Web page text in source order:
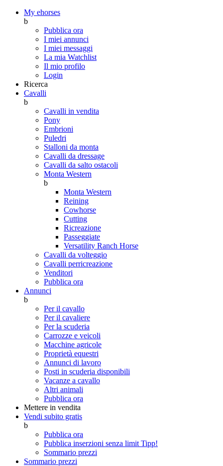
My ehorses
b
Pubblica ora
I miei annunci
I miei messaggi
La mia Watchlist
Il mio profilo
Login
Ricerca
Cavalli
b
Cavalli in vendita
Pony
Embrioni
Puledri
Stalloni da monta
Cavalli da dressage
Cavalli da salto ostacoli
Monta Western
b
Monta Western
Reining
Cowhorse
Cutting
Ricreazione
Passeggiate
Versatility Ranch Horse
Cavalli da volteggio
Cavalli perricreazione
Venditori
Pubblica ora
Annunci
b
Per il cavallo
Per il cavaliere
Per la scuderia
Carrozze e veicoli
Macchine agricole
Proprietà equestri
Annunci di lavoro
Posti in scuderia disponibili
Vacanze a cavallo
Altri animali
Pubblica ora
Mettere in vendita
Vendi subito gratis
b
Pubblica ora
Pubblica inserzioni senza limit Tipp!
Sommario prezzi
Sommario prezzi